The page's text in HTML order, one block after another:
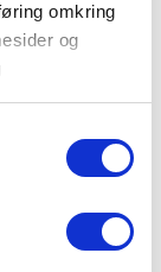
omkring
og
under
Cookiepolitik,